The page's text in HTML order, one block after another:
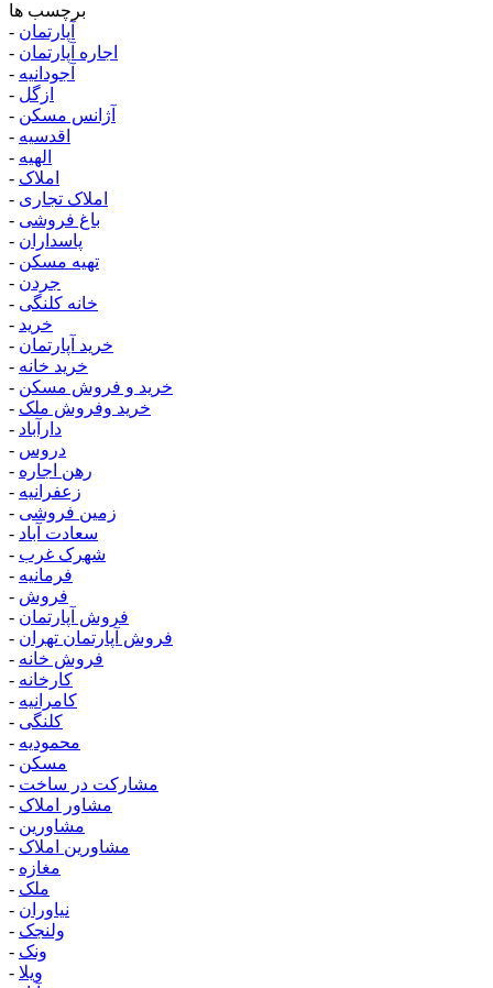
برچسب ها
- آپارتمان
- اجاره آپارتمان
- آجودانیه
- ازگل
- آژانس مسکن
- اقدسیه
- الهیه
- املاک
- املاک تجاری
- باغ فروشی
- پاسداران
- تهیه مسکن
- جردن
- خانه کلنگی
- خرید
- خرید آپارتمان
- خرید خانه
- خرید و فروش مسکن
- خرید وفروش ملک
- دارآباد
- دروس
- رهن اجاره
- زعفرانیه
- زمین فروشی
- سعادت آباد
- شهرک غرب
- فرمانیه
- فروش
- فروش آپارتمان
- فروش آپارتمان تهران
- فروش خانه
- کارخانه
- کامرانیه
- کلنگی
- محمودیه
- مسکن
- مشارکت در ساخت
- مشاور املاک
- مشاورین
- مشاورین املاک
- مغازه
- ملک
- نیاوران
- ولنجک
- ونک
- ویلا